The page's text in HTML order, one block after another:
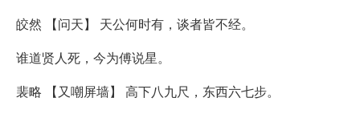
皎然 【问天】 天公何时有，谈者皆不经。
谁道贤人死，今为傅说星。
裴略 【又嘲屏墙】 高下八九尺，东西六七步。